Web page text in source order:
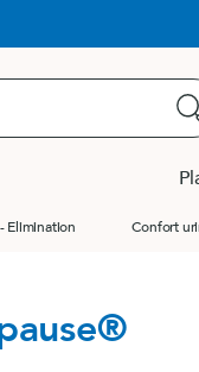
Elimination Confort